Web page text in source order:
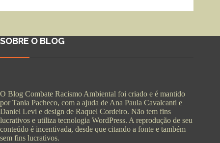
SOBRE O BLOG
O Blog Combate Racismo Ambiental foi criado e é mantido
por Tania Pacheco, com a ajuda de Ana Paula Cavalcanti e
Daniel Levi e design de Raquel Cordeiro. Não tem fins
lucrativos e utiliza tecnologia WordPress. A reprodução de seu
conteúdo é incentivada, desde que citando a fonte e também
sem fins lucrativos.